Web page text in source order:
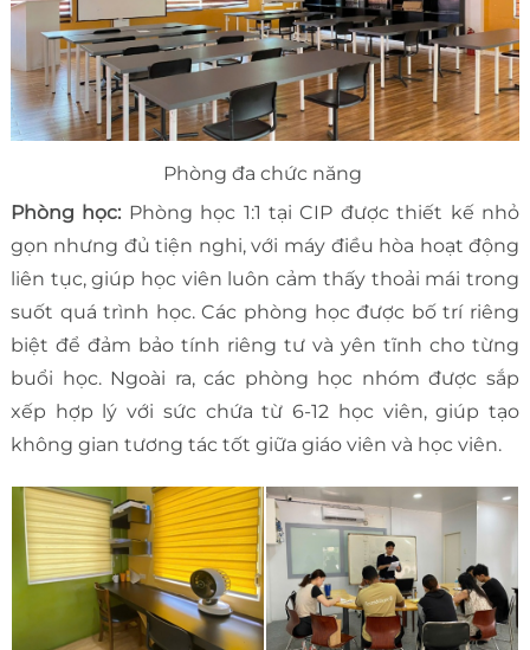
Phòng đa chức năng
Phòng học: Phòng học 1:1 tại CIP được thiết kế nhỏ
gọn nhưng đủ tiện nghi, với máy điều hòa hoạt động
liên tục, giúp học viên luôn cảm thấy thoải mái trong
suốt quá trình học. Các phòng học được bố trí riêng
biệt để đảm bảo tính riêng tư và yên tĩnh cho từng
buổi học. Ngoài ra, các phòng học nhóm được sắp
xếp hợp lý với sức chứa từ 6-12 học viên, giúp tạo
không gian tương tác tốt giữa giáo viên và học viên.